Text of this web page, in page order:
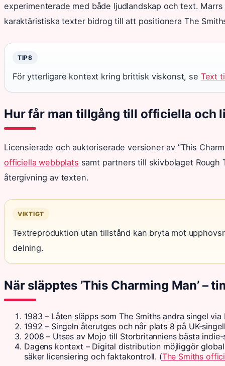
experimenterade med både ljudlandskap och text.
karaktäristiska texter bidrog till att positionera The
TIPS
För ytterligare kontext kring brittisk viskonst, se Text
Hur får man tillgång till officiella och
Licensierade och auktoriserade versioner av ”This
officiella webbplats samt partners till skivbolaget Rough
återgivning av texten.
VIKTIGT
Textreproduktion utan tillstånd kan bryta mot
delning.
När släpptes ’This Charming Man’
1983 – Låten släpps som The Smiths andra singel
1992 – Singeln återutges och når plats 8 på UK-
2008 – Utses av Mojo till Storbritanniens bästa
Dagens kontext – Digital distribution möjliggör
säker licensiering och faktakontroll. (The Smiths